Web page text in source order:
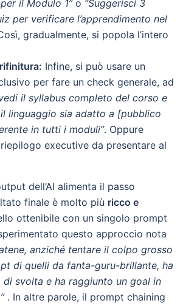
il Modulo 1”o “Suggerisci 3
per verificare l’apprendimento nel
gradualmente, si popola l’intero
Infine, si può usare un
per fare un check generale, ad
il syllabus completo del corso e
linguaggio sia adatto a [pubblico
in tutti i moduli”. Oppure
executive da presentare al
dell’AI alimenta il passo
finale è molto più ricco e
ottenibile con un singolo prompt
questo approccio nota
anziché tentare il colpo grosso
di quelli da fanta-guru-brillante, ha
svolta e ha raggiunto un goal in
. In altre parole, il prompt chaining